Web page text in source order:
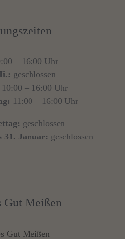
– 16:00 Uhr
geschlossen
10:00 – 16:00 Uhr
11:00 – 16:00 Uhr
geschlossen
31. Januar: geschlossen
Gut Meißen
Gut Meißen